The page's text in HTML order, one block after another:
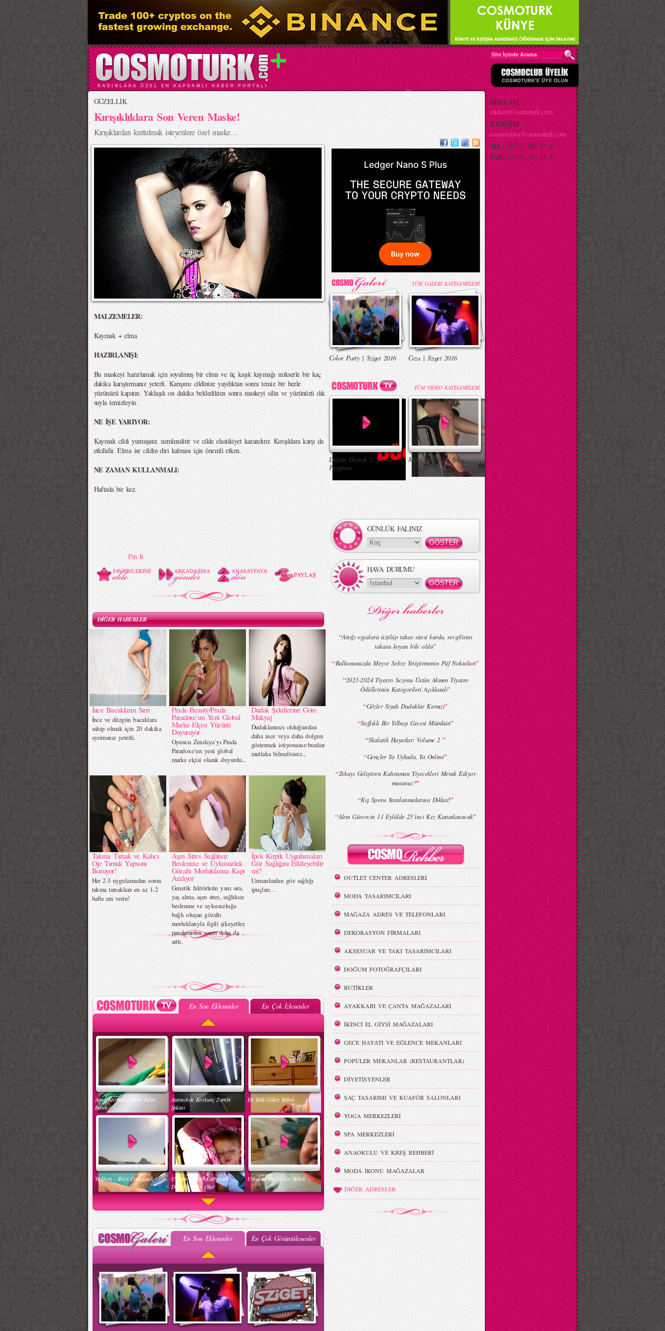
GÜZELLİK
Kırışıklıklara Son Veren Maske!
Kırışıklardan kurtulmak isteyenlere özel maske…
MALZEMELER:
Kaymak + elma
HAZIRLANIŞI:
Bu maskeyi hazırlamak için soyulmuş bir elma ve üç kaşık kaymağı mikserle bir kaç
dakika karıştırmanız yeterli. Karışımı cildinize yaydıktan sonra temiz bir bezle
yüzünüzü kapatın. Yaklaşık on dakika bekledikten sonra maskeyi silin ve yüzünüzü ılık
suyla temizleyin.
NE İŞE YARIYOR:
Kaymak cildi yumuşatır, nemlendirir ve cilde elastikiyet kazandırır. Kırışıklara karşı da
etkilidir. Elma ise cildin diri kalması için önemli etken.
NE ZAMAN KULLANMALI:
Haftada bir kez.
Pin It
DİĞER HABERLER
İnce Bacakların Sırrı
İnce ve düzgün bacaklara
sahip olmak için 20 dakika
ayırmanız yeterli.
Prada Beauty/Prada
Paradoxe`un Yeni Global
Marka Elçisi Yüzünü
Duyuruyor
Oyuncu Zendaya`yı Prada
Paradoxe`un yeni global
marka elçisi olarak duyurdu...
Dudak Şekillerine Göre
Makyaj
Dudaklarınızı olduğundan
daha ince veya daha dolgun
göstermek istiyorsanız:bunları
mutlaka bilmelisiniz...
Takma Tırnak ve Kalıcı
Oje Tırnak Yapısını
Bozuyor!
Her 2-3 uygulamadan sonra
takma tırnaklara en az 1-2
hafta ara verin!
Aşırı Stres Sağlıksız
Beslenme ve Uykusuzluk
Gözaltı Morluklarına Kapı
Aralıyor
Genetik faktörlerin yanı sıra,
yaş alma, aşırı stres, sağlıksız
beslenme ve uykusuzluğa
bağlı oluşan gözaltı
morluklarıyla ilgili şikayetler,
pandemiden sonra daha da
arttı.
İpek Kirpik Uygulamaları
Göz Sağlığını Etkileyebilir
mi?
Uzmanlardan göz sağlığı
ipuçları…
En Son Eklenenler En Çok İzlenenler
Anne Karnında Dans Eden
Bebek
Asansörde Korkunç Zombi
Şakası
En Tatlı Gülen Bebek
Wolfson - Ibiza Comeback
Uyuyan Bebeğe Gangnam
Dinletilirse Ne Olur
Uykusun Da Gülen Bebek
Başlar
Güzel Hatun Kullanarak
Evsizlere Yardım Etmek
En Son Eklenenler En Çok Görüntülenenler
TÜM GALERİ KATEGORİLERİ
Color Party | Sziget 2016 Ceza | Sziget 2016
TÜM VIDEO KATEGORİLERİ
Düğün Dernek 2 Sünnet -
Fragman
Masa Altı Seksi Şaka
GÜNLÜK FALINIZ
HAVA DURUMU
“Attığı eşyalara üzülüp takas sitesi kurdu, sevgilisini
takasa koyan bile oldu”
“Balkonunuzda Meyve Sebze Yetiştirmenin Püf Noktaları”
“2023-2024 Tiyatro Sezonu Üstün Akmen Tiyatro
Ödüllerinin Kategorileri Açıklandı”
“Gözler Siyah Dudaklar Kırmızı”
“Sağlıklı Bir Yılbaşı Gecesi Mümkün”
“Skalatik Hayatlar: Volume 2”
“Gençler Ya Uykuda, Ya Online”
“Zekayı Geliştiren Kahraman Yiyecekleri Merak Ediyor
musunuz?”
“Kış Sporu Yaralanmalarına Dikkat!”
“Altın Güvercin 11 Eylülde 25’inci Kez Kanatlanacak”
OUTLET CENTER ADRESLERİ
MODA TASARIMCILARI
MAĞAZA ADRES VE TELEFONLARI
DEKORASYON FİRMALARI
AKSESUAR VE TAKI TASARIMCILARI
DOĞUM FOTOĞRAFÇILARI
BUTİKLER
AYAKKABI VE ÇANTA MAĞAZALARI
İKİNCİ EL GİYSİ MAĞAZALARI
GECE HAYATI VE EĞLENCE MEKANLARI
POPÜLER MEKANLAR (RESTAURANTLAR)
DİYETİSYENLER
SAÇ TASARIMI VE KUAFÖR SALONLARI
YOGA MERKEZLERİ
SPA MERKEZLERİ
ANAOKULU VE KREŞ REHBERİ
MODA İKONU MAĞAZALAR
DİĞER ADRESLER
REKLAM
reklam@cosmoturk.com
İLETİŞİM
cosmoeditor@cosmoturk.com
TEL: (0212) 280 07 00
FAX: (0212) 244 13 32